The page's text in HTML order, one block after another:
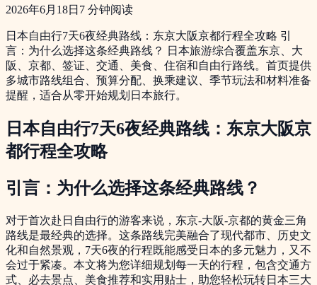
2026年6月18日 7 分钟阅读
日本自由行7天6夜经典路线：东京大阪京都行程全攻略 引
言：为什么选择这条经典路线？ 日本旅游综合覆盖东京、大
阪、京都、签证、交通、美食、住宿和自由行路线。首页提供
多城市路线组合、预算分配、换乘建议、季节玩法和材料准备
提醒，适合从零开始规划日本旅行。
日本自由行7天6夜经典路线：东京大阪京
都行程全攻略
引言：为什么选择这条经典路线？
对于首次赴日自由行的游客来说，东京-大阪-京都的黄金三角
路线是最经典的选择。这条路线完美融合了现代都市、历史文
化和自然景观，7天6夜的行程既能感受日本的多元魅力，又不
会过于紧凑。本文将为您详细规划每一天的行程，包含交通方
式、必去景点、美食推荐和实用贴士，助您轻松玩转日本三大